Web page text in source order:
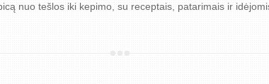
nuo tešlos iki kepimo, su receptais, patarimais ir